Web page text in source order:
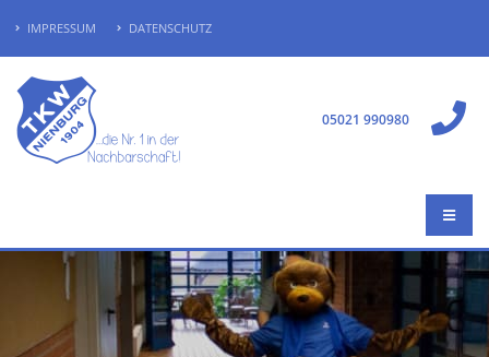
IMPRESSUM DATENSCHUTZ
05021 990980